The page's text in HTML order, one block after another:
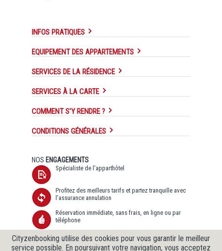
INFOS PRATIQUES
EQUIPEMENT DES APPARTEMENTS
SERVICES DE LA RÉSIDENCE
SERVICES À LA CARTE
COMMENT S'Y RENDRE ?
CONDITIONS GÉNÉRALES
NOS ENGAGEMENTS
Spécialiste de l'apparthôtel
Profitez des meilleurs tarifs et partez tranquille avec
l'assurance annulation
Réservation immédiate, sans frais, en ligne ou par
téléphone
Transfert de données sécurisé SSL et Protection des
données garantie
Cityzenbooking utilise des cookies pour vous garantir le meilleur
service possible. En poursuivant votre navigation, vous acceptez